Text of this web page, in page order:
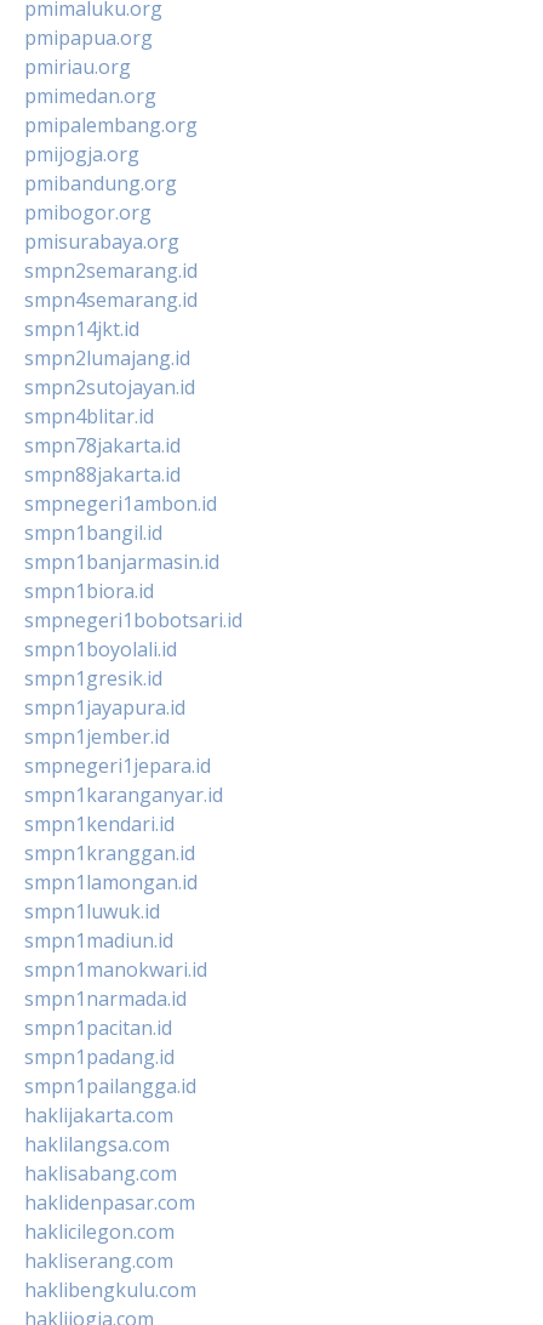
pmimaluku.org
pmipapua.org
pmiriau.org
pmimedan.org
pmipalembang.org
pmijogja.org
pmibandung.org
pmibogor.org
pmisurabaya.org
smpn2semarang.id
smpn4semarang.id
smpn14jkt.id
smpn2lumajang.id
smpn2sutojayan.id
smpn4blitar.id
smpn78jakarta.id
smpn88jakarta.id
smpnegeri1ambon.id
smpn1bangil.id
smpn1banjarmasin.id
smpn1biora.id
smpnegeri1bobotsari.id
smpn1boyolali.id
smpn1gresik.id
smpn1jayapura.id
smpn1jember.id
smpnegeri1jepara.id
smpn1karanganyar.id
smpn1kendari.id
smpn1kranggan.id
smpn1lamongan.id
smpn1luwuk.id
smpn1madiun.id
smpn1manokwari.id
smpn1narmada.id
smpn1pacitan.id
smpn1padang.id
smpn1pailangga.id
haklijakarta.com
haklilangsa.com
haklisabang.com
haklidenpasar.com
haklicilegon.com
hakliserang.com
haklibengkulu.com
haklijogja.com